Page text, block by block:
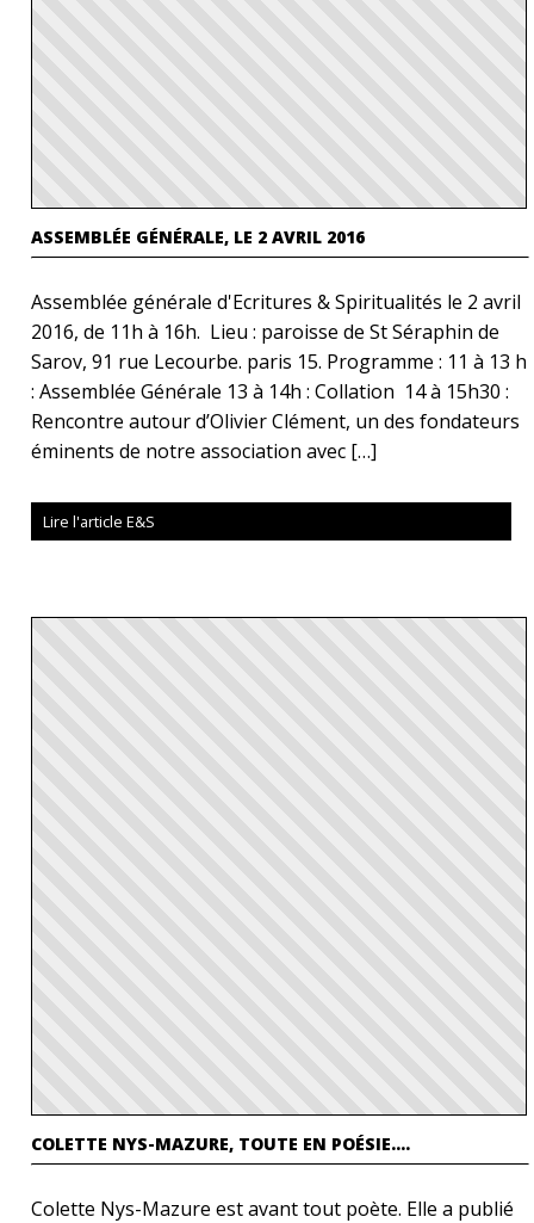
ASSEMBLÉE GÉNÉRALE, LE 2 AVRIL 2016
Assemblée générale d'Ecritures & Spiritualités le 2 avril
2016, de 11h à 16h. Lieu : paroisse de St Séraphin de
Sarov, 91 rue Lecourbe. paris 15. Programme : 11 à 13 h
: Assemblée Générale 13 à 14h : Collation 14 à 15h30 :
Rencontre autour d’Olivier Clément, un des fondateurs
éminents de notre association avec […]
Lire l'article E&S
COLETTE NYS-MAZURE, TOUTE EN POÉSIE....
Colette Nys-Mazure est avant tout poète. Elle a publié